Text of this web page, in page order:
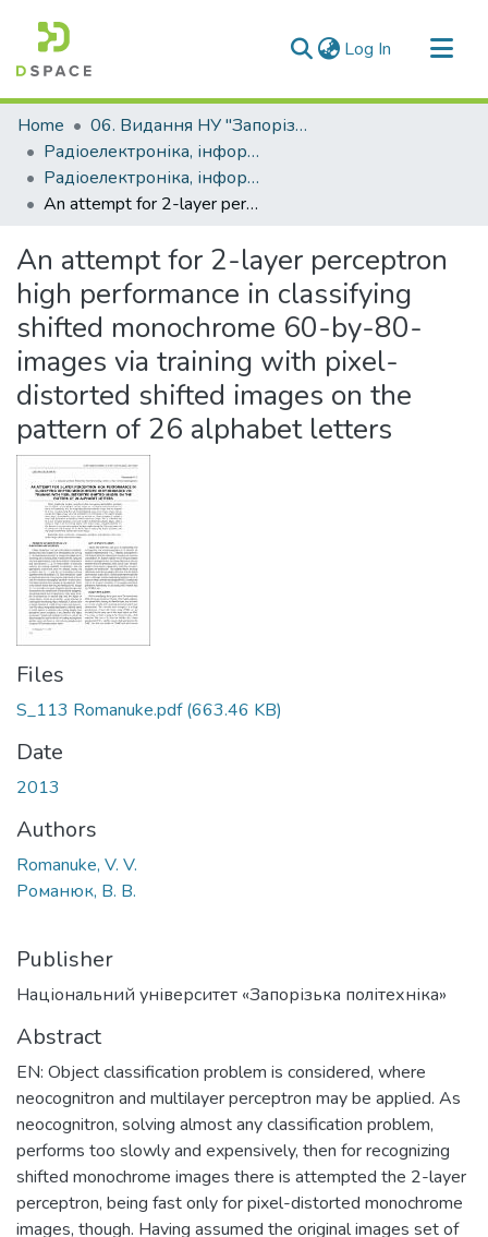
Log In (current)
Communities & Collections
All of DSpace
Statistics
Home
06. Видання НУ "Запорізька політехніка"
Радіоелектроніка, інформатика, управління (РІУ)
Радіоелектроніка, інформатика, управління - 2013, №2 (29)
An attempt for 2-layer perceptron high performance in classifying shifted monochrome 60-by-80-images via training with pixel-distorted shifted images on the pattern of 26 alphabet letters
An attempt for 2-layer perceptron
high performance in classifying
shifted monochrome 60-by-80-
images via training with pixel-
distorted shifted images on the
pattern of 26 alphabet letters
Files
S_113 Romanuke.pdf(663.46 KB)
Date
2013
Authors
Romanuke, V. V.
Романюк, В. В.
Publisher
Національний університет «Запорізька політехніка»
Abstract
EN: Object classification problem is considered, where
neocognitron and multilayer perceptron may be applied. As
neocognitron, solving almost any classification problem,
performs too slowly and expensively, then for recognizing
shifted monochrome images there is attempted the 2-layer
perceptron, being fast only for pixel-distorted monochrome
images, though. Having assumed the original images set of